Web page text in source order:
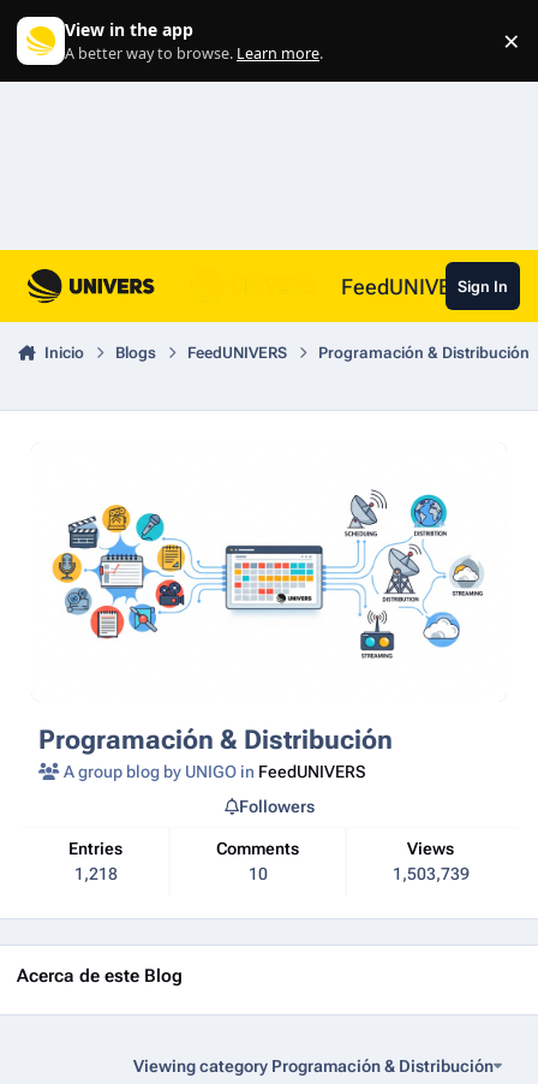
View in the app
A better way to browse. Learn more. ×
FeedUNIVERSSign In
Inicio Blogs FeedUNIVERS Programación & Distribución
Programación & Distribución
A group blog by UNIGO in FeedUNIVERS
Entries
1,218
Comments
10
Views
1,503,739
Followers
Acerca de este Blog
Viewing category Programación & Distribución